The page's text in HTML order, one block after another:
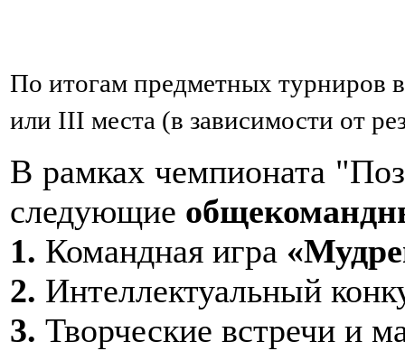
По итогам предметных турниров
или III места (в зависимости от
В рамках чемпионата
следующие
1. Командная игра
2. Интеллектуальный
3. Творческие встречи и